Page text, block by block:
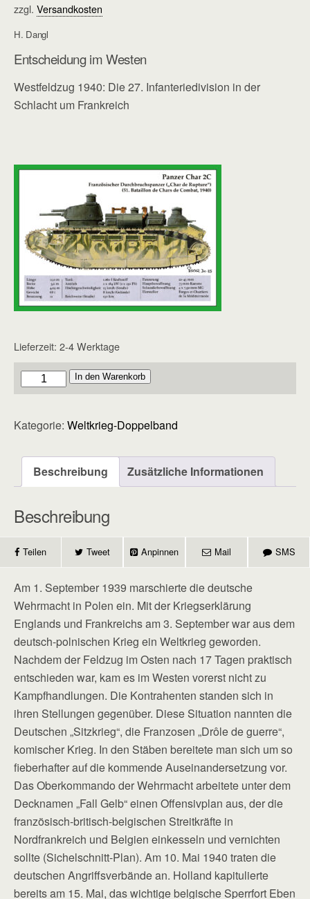
zzgl. Versandkosten
H. Dangl
Entscheidung im Westen
Westfeldzug 1940: Die 27. Infanteriedivision in der
Schlacht um Frankreich
Lieferzeit: 2-4 Werktage
Doppelband
-
19
In den Warenkorb
Kategorie: Weltkrieg-Doppelband
Beschreibung Zusätzliche Informationen
Beschreibung
Teilen Tweet Anpinnen Mail SMS
Am 1. September 1939 marschierte die deutsche
Wehrmacht in ­Polen ein. Mit der Kriegserklärung
Englands und Frankreichs am 3. September war aus dem
deutsch-polnischen Krieg ein Weltkrieg geworden.
Nachdem der Feldzug im Osten nach 17 Tagen praktisch
entschieden war, kam es im Westen vorerst nicht zu
Kampfhandlungen. Die Kontrahenten standen sich in
ihren Stellungen gegenüber. Diese Situation nannten die
Deutschen „Sitzkrieg“, die Franzosen „Drôle de guerre“,
komischer Krieg. In den Stäben bereitete man sich um so
fieberhafter auf die kommende Auseinandersetzung vor.
Das Oberkommando der Wehrmacht arbeitete unter dem
Decknamen „Fall Gelb“ einen Offensivplan aus, der die
fran­zösisch-britisch-belgischen Streitkräfte in
Nordfrankreich und Belgien einkesseln und vernichten
sollte (Sichelschnitt-Plan). Am 10. Mai 1940 traten die
deutschen Angriffsverbände an. Holland kapitulierte
bereits am 15. Mai, das wichtige belgische Sperrfort Eben